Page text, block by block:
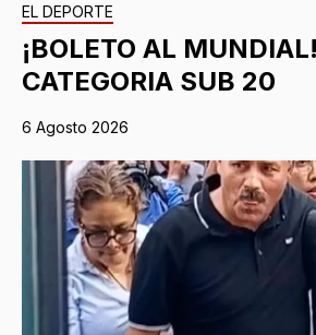
EL DEPORTE
¡BOLETO AL
CATEGORIA SUB 20
6 Agosto 2026